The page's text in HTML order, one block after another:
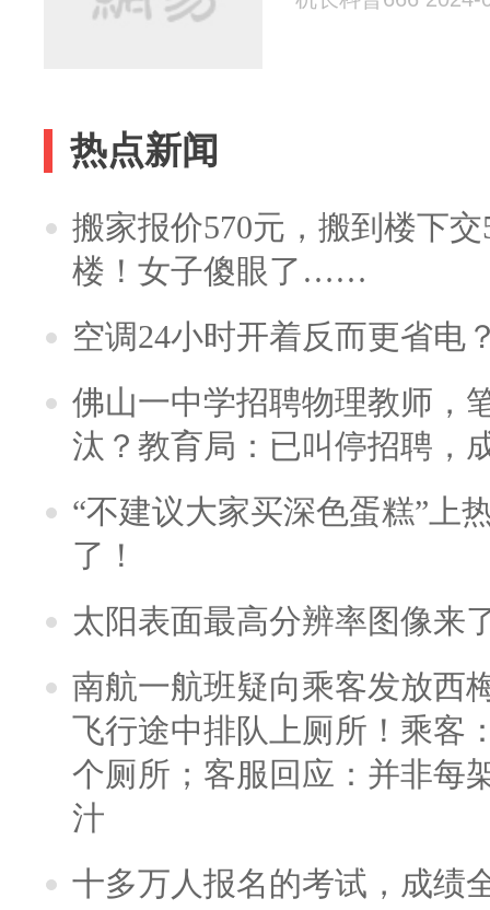
热点新闻
搬家报价570元，搬到楼下
楼！女子傻眼了……
空调24小时开着反而更省电
佛山一中学招聘物理教师，
汰？教育局：已叫停招聘，
“不建议大家买深色蛋糕”上
了！
太阳表面最高分辨率图像来
南航一航班疑向乘客发放西
飞行途中排队上厕所！乘客
个厕所；客服回应：并非每
汁
十多万人报名的考试，成绩